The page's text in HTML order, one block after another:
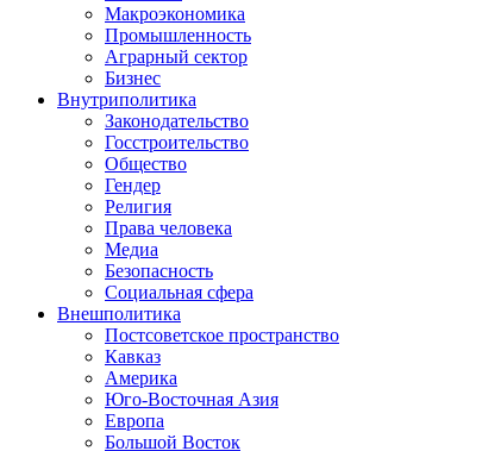
Макроэкономика
Промышленность
Аграрный сектор
Бизнес
Внутриполитика
Законодательство
Госстроительство
Общество
Гендер
Религия
Права человека
Медиа
Безопасность
Социальная сфера
Внешполитика
Постсоветское пространство
Кавказ
Америка
Юго-Восточная Азия
Европа
Большой Восток